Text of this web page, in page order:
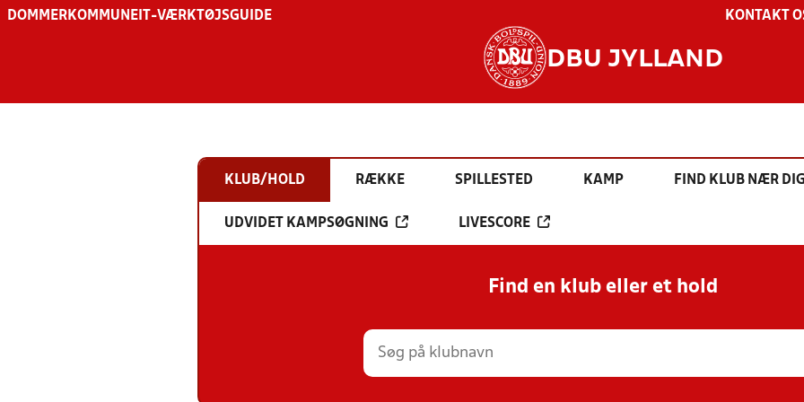
DOMMER KOMMUNE IT-VÆRKTØJSGUIDE KONTAKT
DBU JYLLAND
KLUB/HOLD RÆKKE SPILLESTED KAMP FIND KLUB NÆR
UDVIDET KAMPSØGNING LIVESCORE
Find en klub eller et hold